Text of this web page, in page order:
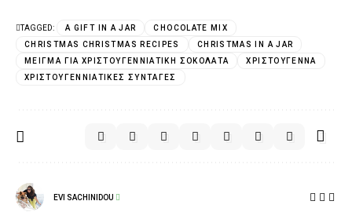
TAGGED: A GIFT IN A JAR
CHOCOLATE MIX
CHRISTMAS CHRISTMAS RECIPES
CHRISTMAS IN A JAR
ΜΕΊΓΜΑ ΓΙΑ ΧΡΙΣΤΟΥΓΕΝΝΙΆΤΙΚΗ ΣΟΚΟΛΆΤΑ
ΧΡΙΣΤΟΎΓΕΝΝΑ
ΧΡΙΣΤΟΥΓΕΝΝΙΆΤΙΚΕΣ ΣΥΝΤΑΓΈΣ
EVI SACHINIDOU